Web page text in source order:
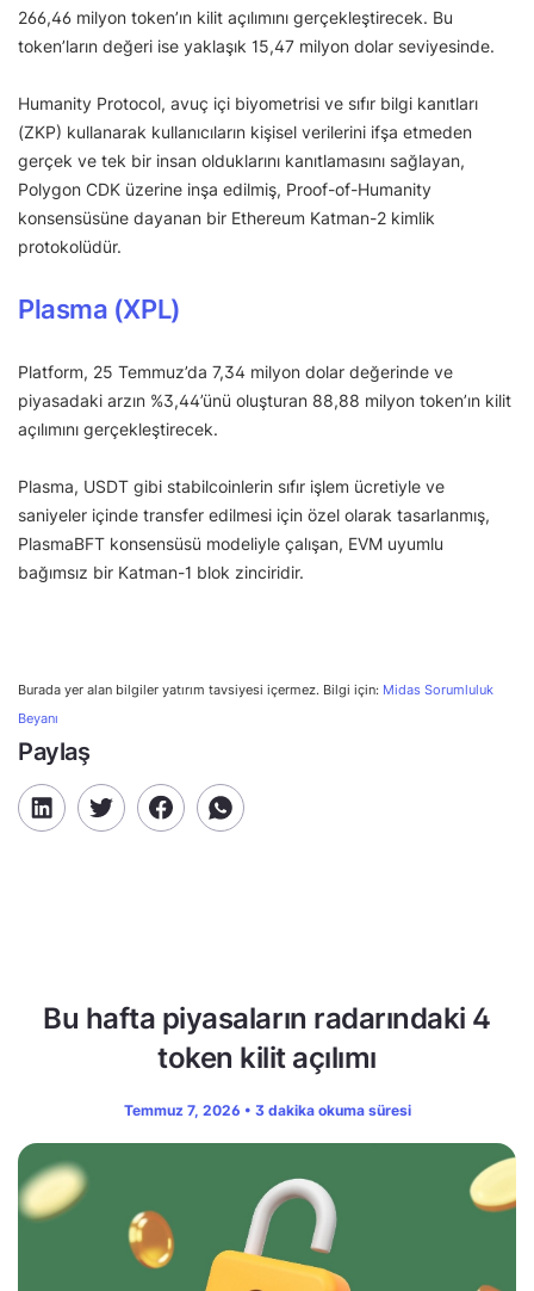
266,46 milyon token’ın kilit açılımını gerçekleştirecek. Bu
token’ların değeri ise yaklaşık 15,47 milyon dolar seviyesinde.
Humanity Protocol, avuç içi biyometrisi ve sıfır bilgi kanıtları
(ZKP) kullanarak kullanıcıların kişisel verilerini ifşa etmeden
gerçek ve tek bir insan olduklarını kanıtlamasını sağlayan,
Polygon CDK üzerine inşa edilmiş, Proof-of-Humanity
konsensüsüne dayanan bir Ethereum Katman-2 kimlik
protokolüdür.
Plasma (XPL)
Platform, 25 Temmuz’da 7,34 milyon dolar değerinde ve
piyasadaki arzın %3,44’ünü oluşturan 88,88 milyon token’ın kilit
açılımını gerçekleştirecek.
Plasma, USDT gibi stabilcoinlerin sıfır işlem ücretiyle ve
saniyeler içinde transfer edilmesi için özel olarak tasarlanmış,
PlasmaBFT konsensüsü modeliyle çalışan, EVM uyumlu
bağımsız bir Katman-1 blok zinciridir.
Burada yer alan bilgiler yatırım tavsiyesi içermez. Bilgi için: Midas Sorumluluk
Beyanı
Paylaş
Bu hafta piyasaların radarındaki 4
token kilit açılımı
Temmuz 7, 2026 • 3 dakika okuma süresi